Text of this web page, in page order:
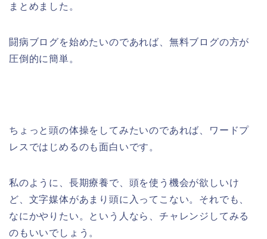
まとめました。
闘病ブログを始めたいのであれば、無料ブログの方が
圧倒的に簡単。
ちょっと頭の体操をしてみたいのであれば、ワードプ
レスではじめるのも面白いです。
私のように、長期療養で、頭を使う機会が欲しいけ
ど、文字媒体があまり頭に入ってこない。それでも、
なにかやりたい。という人なら、チャレンジしてみる
のもいいでしょう。